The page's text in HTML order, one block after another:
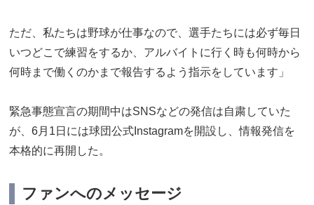
ただ、私たちは野球が仕事なので、選手たちには必ず毎日
いつどこで練習をするか、アルバイトに行く時も何時から
何時まで働くのかまで報告するよう指示をしています」
緊急事態宣言の期間中はSNSなどの発信は自粛していた
が、6月1日には球団公式Instagramを開設し、情報発信を
本格的に再開した。
ファンへのメッセージ